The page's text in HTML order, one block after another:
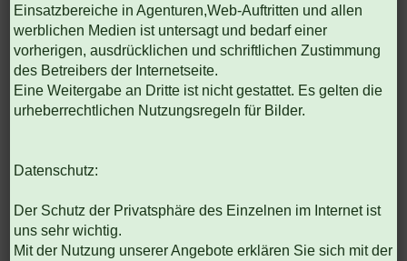
Einsatzbereiche in Agenturen,Web-Auftritten und allen
werblichen Medien ist untersagt und bedarf einer
vorherigen, ausdrücklichen und schriftlichen Zustimmung
des Betreibers der Internetseite.
Eine Weitergabe an Dritte ist nicht gestattet. Es gelten die
urheberrechtlichen Nutzungsregeln für Bilder.
Datenschutz:
Der Schutz der Privatsphäre des Einzelnen im Internet ist
uns sehr wichtig.
Mit der Nutzung unserer Angebote erklären Sie sich mit der